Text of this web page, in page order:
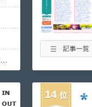
松のや「ママ応援企画」がなぜ許されない？「窮屈な世の中」に住む不幸、「尊重し合える社会」は遠ざかる一方
14